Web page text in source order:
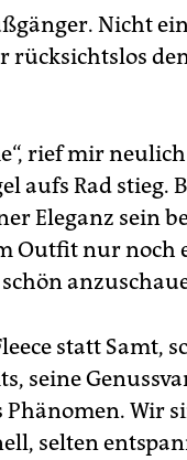
Nicht
rief mir
aufs Rad stieg.
Eleganz sein
Outfit nur noch
statt Samt,
seine
Wir
selten